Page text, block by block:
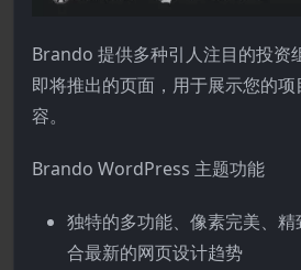
Brando 提供多种引人注目的投资
即将推出的页面，用于展示您的
容。
Brando WordPress 主题功能
独特的多功能、像素完美、
合最新的网页设计趋势